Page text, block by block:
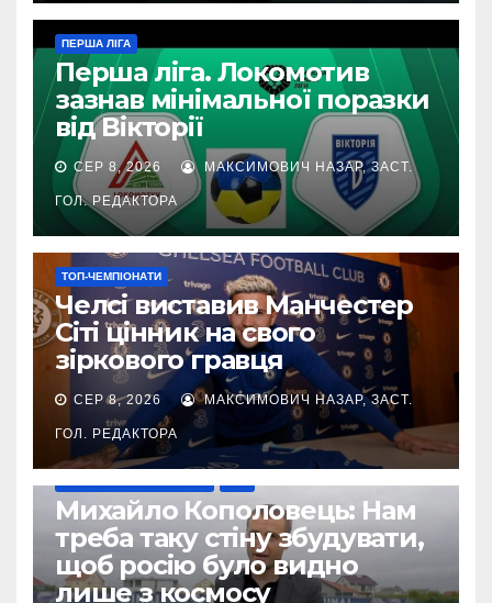
ПЕРША ЛІГА
Перша ліга. Локомотив
зазнав мінімальної поразки
від Вікторії
СЕР 8, 2026 МАКСИМОВИЧ НАЗАР, ЗАСТ.
ГОЛ. РЕДАКТОРА
ТОП-ЧЕМПІОНАТИ
Челсі виставив Манчестер
Сіті цінник на свого
зіркового гравця
СЕР 8, 2026 МАКСИМОВИЧ НАЗАР, ЗАСТ.
ГОЛ. РЕДАКТОРА
Михайло Кополовець: Нам
треба таку стіну збудувати,
щоб росію було видно
лише з космосу